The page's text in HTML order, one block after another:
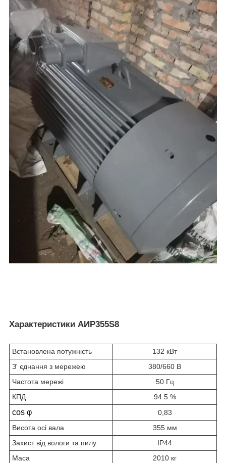
Характеристики АИР355S8
Встановлена потужність
132 кВт
З' єднання з мережею
380/660 В
Частота мережі
50 Гц
КПД
94.5 %
cos φ
0,83
Висота осі вала
355 мм
Захист від вологи та пилу
IP44
Маса
2010 кг